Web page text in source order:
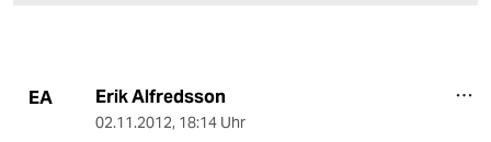
EA Erik Alfredsson
02.11.2012, 18:14 Uhr